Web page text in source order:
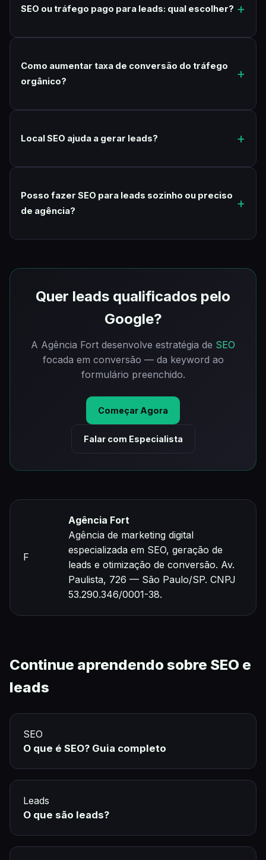
SEO ou tráfego pago para leads: qual escolher?
Como aumentar taxa de conversão do tráfego
orgânico?
Local SEO ajuda a gerar leads?
Posso fazer SEO para leads sozinho ou preciso
de agência?
Quer leads qualificados pelo
Google?
A Agência Fort desenvolve estratégia de SEO
focada em conversão — da keyword ao
formulário preenchido.
Começar Agora
Falar com Especialista
F
Agência Fort
Agência de marketing digital
especializada em SEO, geração de
leads e otimização de conversão. Av.
Paulista, 726 — São Paulo/SP. CNPJ
53.290.346/0001-38.
Continue aprendendo sobre SEO e
leads
SEO
O que é SEO? Guia completo
Leads
O que são leads?